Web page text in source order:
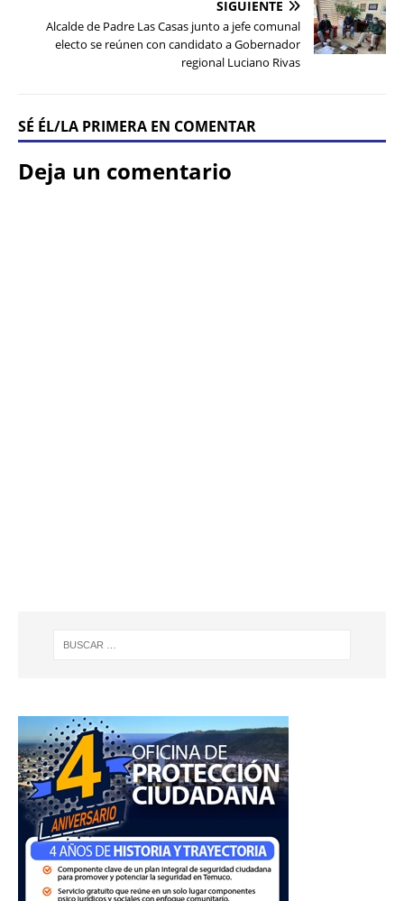
SIGUIENTE
Alcalde de Padre Las Casas junto a jefe comunal
electo se reúnen con candidato a Gobernador
regional Luciano Rivas
SÉ ÉL/LA PRIMERA EN COMENTAR
Deja un comentario